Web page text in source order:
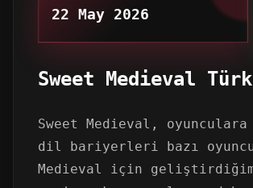
22 May 2026
Sweet Medieval
Sweet Medieval,
dil bariyerleri bazı
Medieval için